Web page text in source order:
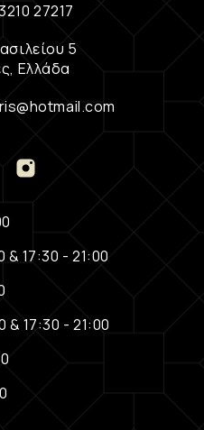
27217
5
Ελλάδα
& 17:30 - 21:00
& 17:30 - 21:00